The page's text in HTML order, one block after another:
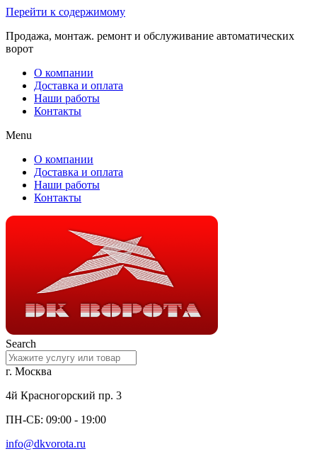
Перейти к содержимому
Продажа, монтаж. ремонт и обслуживание автоматических
ворот
О компании
Доставка и оплата
Наши работы
Контакты
Menu
О компании
Доставка и оплата
Наши работы
Контакты
Search
г. Москва
4й Красногорский пр. 3
ПН-СБ: 09:00 - 19:00
info@dkvorota.ru